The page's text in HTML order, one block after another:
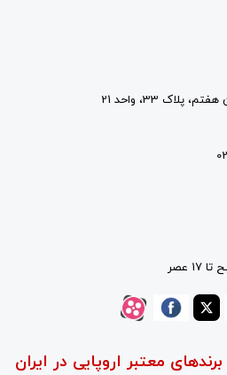
33، واحد 21
معتبر اروپایی در ایران